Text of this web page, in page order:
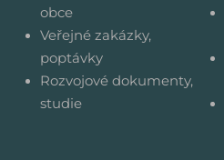
obce
Veřejné zakázky,
poptávky
Rozvojové dokumenty,
studie